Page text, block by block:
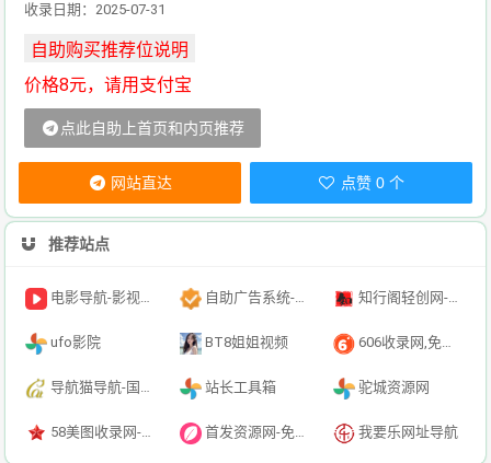
收录日期：2025-07-31
价格8元，请用支付宝
点此自助上首页和内页推荐
网站直达 点赞 0 个
推荐站点
电影导航-影视导航-电影搜索-影视搜索-电影站收录 自助广告系统-自助广告源码-自助投放广告插件 知行阁轻创网-分享网络赚钱项目-全网首发副业项目实操平台-副业创业项目网
ufo影院 BT8姐姐视频 606收录网,免费自动秒收录网址,提供自动收录,网站导航大全源码,自动链,友情链接交换。
导航猫导航-国内专业的技术资源网分类平台 站长工具箱 驼城资源网
58美图收录网-自动收录网站-流量交换-自动链 首发资源网-免费资源下载-最新php源码下载-热门资源下载 我要乐网址导航